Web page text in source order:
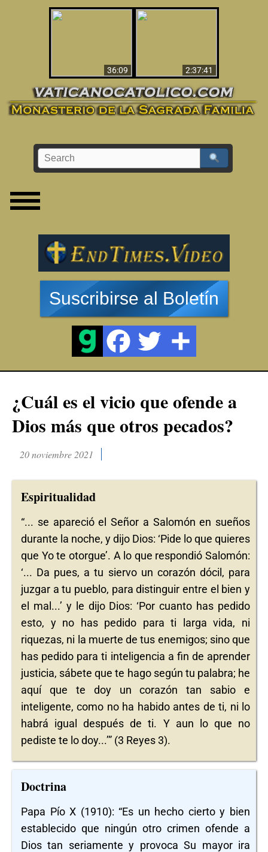
36:09
2:37:41
Suscribirse al Boletín
¿Cuál es el vicio que ofende a
Dios más que otros pecados?
20 noviembre 2021
Espiritualidad
“... se apareció el Señor a Salomón en sueños
durante la noche, y dijo Dios: ‘Pide lo que quieres
que Yo te otorgue’. A lo que respondió Salomón:
‘... Da pues, a tu siervo un corazón dócil, para
juzgar a tu pueblo, para distinguir entre el bien y
el mal...’ y le dijo Dios: ‘Por cuanto has pedido
esto, y no has pedido para ti larga vida, ni
riquezas, ni la muerte de tus enemigos; sino que
has pedido para ti inteligencia a fin de aprender
justicia, sábete que te hago según tu palabra; he
aquí que te doy un corazón tan sabio e
inteligente, como no ha habido antes de ti, ni lo
habrá igual después de ti. Y aun lo que no
pediste te lo doy...’” (3 Reyes 3).
Doctrina
Papa Pío X (1910): “Es un hecho cierto y bien
establecido que ningún otro crimen ofende a
Dios tan seriamente y provoca Su mayor ira